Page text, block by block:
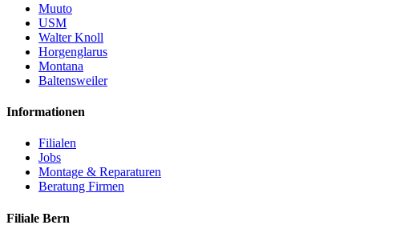
Muuto
USM
Walter Knoll
Horgenglarus
Montana
Baltensweiler
Informationen
Filialen
Jobs
Montage & Reparaturen
Beratung Firmen
Filiale Bern